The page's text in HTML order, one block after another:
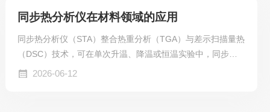
同步热分析仪在材料领域的应用
同步热分析仪（STA）整合热重分析（TGA）与差示扫描量热
（DSC）技术，可在单次升温、降温或恒温实验中，同步检
测样品质量变化与吸放热热效应，规避分次测试的环境误差，
2026-06-12